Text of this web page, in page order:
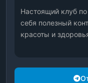
Настоящий клуб
себя полезный
красоты и